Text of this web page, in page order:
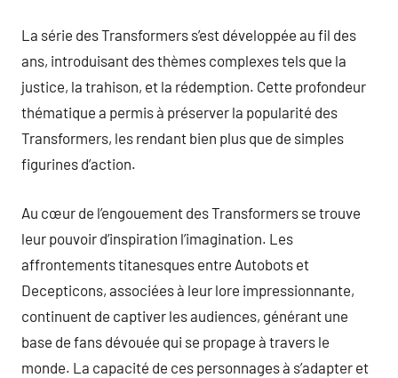
La série des Transformers s’est développée au fil des
ans, introduisant des thèmes complexes tels que la
justice, la trahison, et la rédemption. Cette profondeur
thématique a permis à préserver la popularité des
Transformers, les rendant bien plus que de simples
figurines d’action.
Au cœur de l’engouement des Transformers se trouve
leur pouvoir d’inspiration l’imagination. Les
affrontements titanesques entre Autobots et
Decepticons, associées à leur lore impressionnante,
continuent de captiver les audiences, générant une
base de fans dévouée qui se propage à travers le
monde. La capacité de ces personnages à s’adapter et